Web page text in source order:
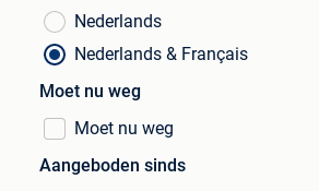
Nederlands
Nederlands & Français
Moet nu weg
Moet nu weg
Aangeboden sinds